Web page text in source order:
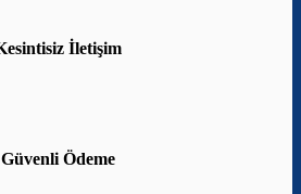
İletişim
Güvenli Ödeme